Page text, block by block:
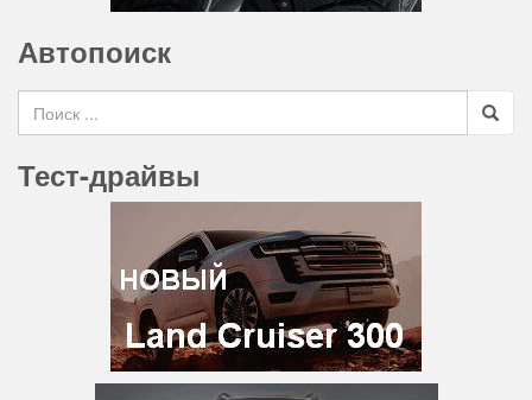
Автопоиск
Search for
Тест-драйвы